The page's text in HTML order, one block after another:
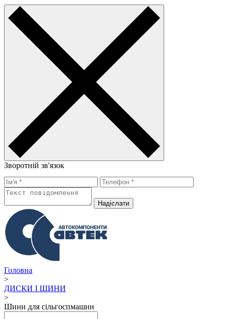
Зворотній зв'язок
Надiслати
Головна
>
ДИСКИ І ШИНИ
>
Шини для сільгоспмашин